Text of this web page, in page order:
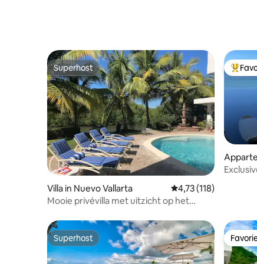
Superhost
Superhost
Villa in Nuevo Vallarta Gemiddelde
4,73 (118)
Mooie privévilla met uitzicht op het
Superhost
Superhost